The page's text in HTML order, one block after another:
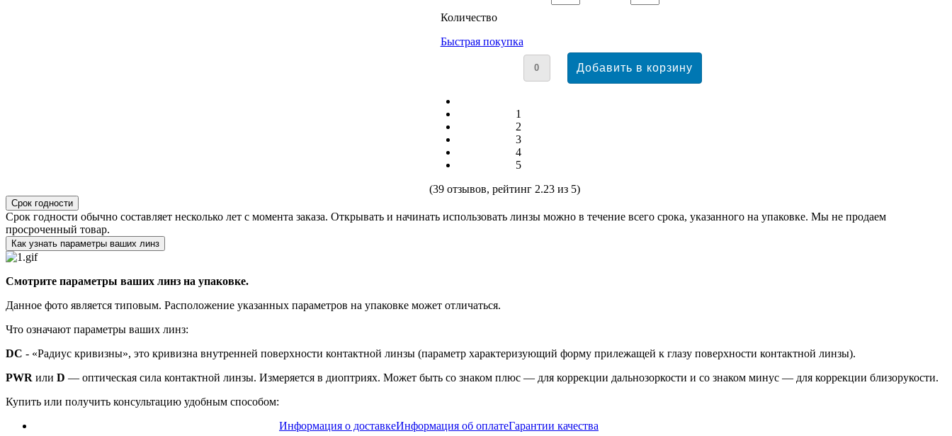
Количество
Быстрая покупка
1
2
3
4
5
(39отзывов, рейтинг 2.23из 5)
Срок годности
Срок годности обычно составляет несколько лет с момента заказа. Открывать и начинать использовать линзы можно в течение всего срока, указанного на упаковке. Мы не продаем
просроченный товар.
Как узнать параметры ваших линз
Смотрите параметры ваших линз на упаковке.
Данное фото является типовым. Расположение указанных параметров на упаковке может отличаться.
Что означают параметры ваших линз:
DC - «Радиус кривизны», это кривизна внутренней поверхности контактной линзы (параметр характеризующий форму прилежащей к глазу поверхности контактной линзы).
PWR или D — оптическая сила контактной линзы. Измеряется в диоптриях. Может быть со знаком плюс — для коррекции дальнозоркости и со знаком минус — для коррекции близорукости.
Купить или получить консультацию удобным способом:
Информация о доставкеИнформация об оплатеГарантии качества